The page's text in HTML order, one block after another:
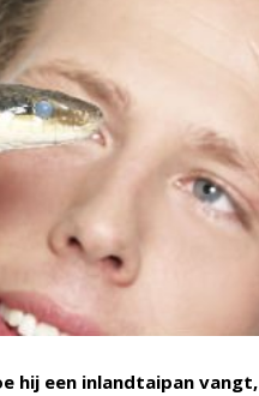
hij een inlandtaipan